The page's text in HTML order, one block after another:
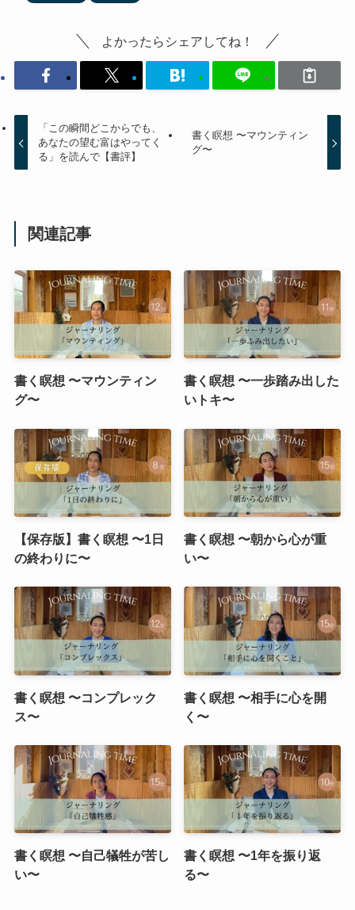
よかったらシェアしてね！
「この瞬間どこからでも、
あなたの望む富はやってく
る」を読んで【書評】
書く瞑想 〜マウンティン
グ〜
関連記事
書く瞑想 〜マウンティン
グ〜
書く瞑想 〜一歩踏み出した
いトキ〜
【保存版】書く瞑想 〜1日
の終わりに〜
書く瞑想 〜朝から心が重
い〜
書く瞑想 〜コンプレック
ス〜
書く瞑想 〜相手に心を開
く〜
書く瞑想 〜自己犠牲が苦し
い〜
書く瞑想 〜1年を振り返
る〜